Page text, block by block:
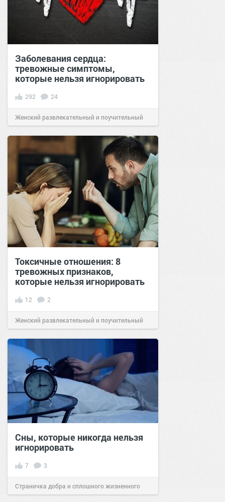
Заболевания сердца:
тревожные симптомы,
которые нельзя игнорировать
292 24
Женский развлекательный и поучительный
сайт.20:2120 окт 2020
Токсичные отношения: 8
тревожных признаков,
которые нельзя игнорировать
12 2
Женский развлекательный и поучительный
сайт.21:3629 мар 2026
Сны, которые никогда нельзя
игнорировать
7 3
Страничка добра и сплошного жизненного